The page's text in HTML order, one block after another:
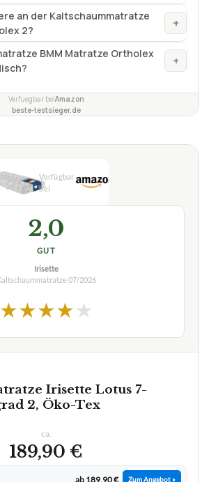
an der Kaltschaummatratze
2?
+
BMM Matratze Ortholex
+
Verfuegbar beiAmazon
beste-testsieger.de
2,0
GUT
Irisette
07/2026
★★★★★
Irisette Lotus 7-
2, Öko-Tex
ca.
189,90 €
ab 189,90 € Zum Angebot »